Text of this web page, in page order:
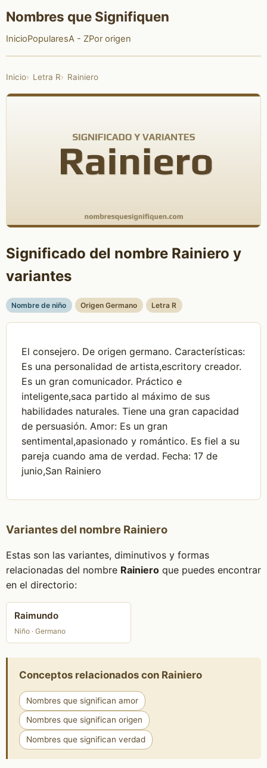
Nombres que Signifiquen
InicioPopularesA - ZPor origen
Inicio Letra R Rainiero
Significado del nombre Rainiero y
variantes
Nombre de niño Origen Germano Letra R
El consejero. De origen germano. Características:
Es una personalidad de artista,escritory creador.
Es un gran comunicador. Práctico e
inteligente,saca partido al máximo de sus
habilidades naturales. Tiene una gran capacidad
de persuasión. Amor: Es un gran
sentimental,apasionado y romántico. Es fiel a su
pareja cuando ama de verdad. Fecha: 17 de
junio,San Rainiero
Variantes del nombre Rainiero
Estas son las variantes, diminutivos y formas
relacionadas del nombre Rainieroque puedes encontrar
en el directorio:
Raimundo
Niño · Germano
Conceptos relacionados con Rainiero
Nombres que significan amor
Nombres que significan origen
Nombres que significan verdad